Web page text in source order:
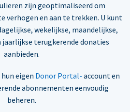
zijn geoptimaliseerd om
verhogen en aan te trekken. U kunt
wekelijkse, maandelijkse,
jaarlijkse terugkerende donaties
aanbieden.
eigen Donor Portal- account en
abonnementen eenvoudig
beheren.